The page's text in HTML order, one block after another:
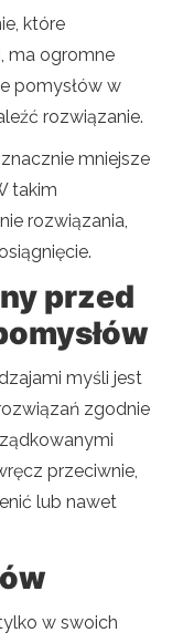
które
ma ogromne
pomysłów w
rozwiązanie.
mniejsze
takim
rozwiązania,
przed
myśli jest
zgodnie
przeciwnie,
lub nawet
w swoich